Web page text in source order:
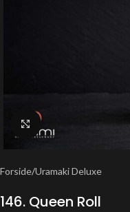
Klik for at forstørre
Forside/Uramaki Deluxe
146. Queen Roll